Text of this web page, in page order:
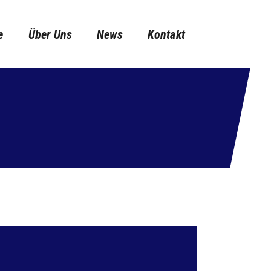
Über Uns News Kontakt